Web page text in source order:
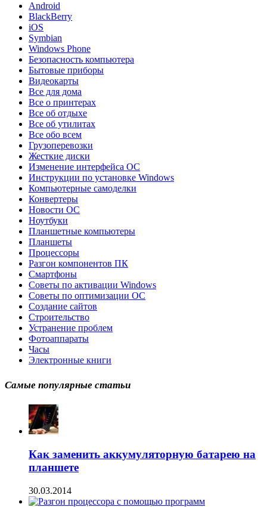
Android
BlackBerry
iOS
Symbian
Windows Phone
Безопасность компьютера
Бытовые приборы
Видеокарты
Все для дома
Все о принтерах
Все об отдыхе
Все об утилитах
Все обо всем
Грузоперевозки
Жесткие диски
Изменение интерфейса ОС
Инструкции по установке Windows
Компьютерные самоделки
Конвертеры
Новости ОС
Ноутбуки
Планшетные компьютеры
Планшеты
Процессоры
Разгон компонентов ПК
Смартфоны
Советы по активации Windows
Советы по оптимизации ОС
Создание сайтов
Строительство
Устранение проблем
Фотоаппараты
Часы
Электронные книги
Самые популярные статьи
Как заменить аккумуляторную батарею на
планшете
30.03.2014